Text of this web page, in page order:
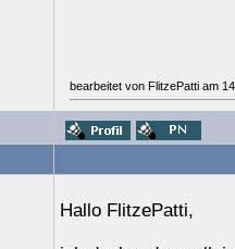
bearbeitet von FlitzePatti am
Hallo FlitzePatti,